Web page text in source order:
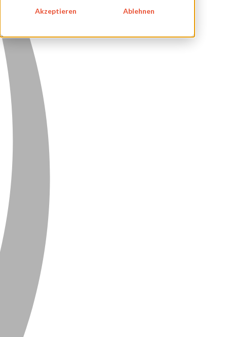
Akzeptieren Ablehnen
DATENSCHUTZ